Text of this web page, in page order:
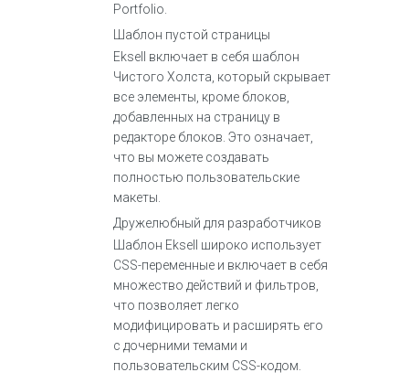
Portfolio.
Шаблон пустой страницы
Eksell включает в себя шаблон
Чистого Холста, который скрывает
все элементы, кроме блоков,
добавленных на страницу в
редакторе блоков. Это означает,
что вы можете создавать
полностью пользовательские
макеты.
Дружелюбный для разработчиков
Шаблон Eksell широко использует
CSS-переменные и включает в себя
множество действий и фильтров,
что позволяет легко
модифицировать и расширять его
с дочерними темами и
пользовательским CSS-кодом.